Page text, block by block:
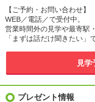
【ご予約・お問い合わせ】
WEB／電話／で受付中。
営業時間外の見学や最寄駅
「まずは話だけ聞きたい」
見学
プレゼント情報